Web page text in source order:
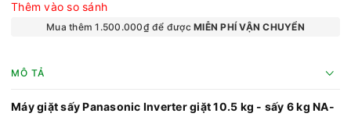
Thêm vào so sánh
Mua thêm 1.500.000₫ để đượcMIỄN PHÍ VẬN CHUYỂN
MÔ TẢ
Máy giặt sấy Panasonic Inverter giặt 10.5 kg - sấy 6 kg NA-